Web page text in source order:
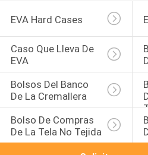
EVA Hard Cases
Caso Que Lleva De
EVA
Bolsos Del Banco
De La Cremallera
Bolso De Compras
De La Tela No Tejida